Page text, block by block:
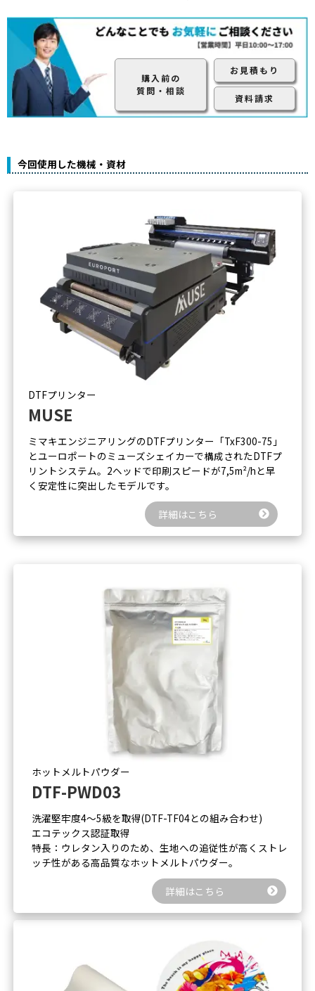
購入前の
質問・相談
お見積もり
資料請求
今回使用した機械・資材
DTFプリンター
MUSE
ミマキエンジニアリングのDTFプリンター「TxF300-75」
とユーロポートのミューズシェイカーで構成されたDTFプ
リントシステム。2ヘッドで印刷スピードが7,5m²/hと早
く安定性に突出したモデルです。
詳細はこちら
ホットメルトパウダー
DTF-PWD03
洗濯堅牢度4～5級を取得(DTF-TF04との組み合わせ)
エコテックス認証取得
特長：ウレタン入りのため、生地への追従性が高くストレ
ッチ性がある高品質なホットメルトパウダー。
詳細はこちら